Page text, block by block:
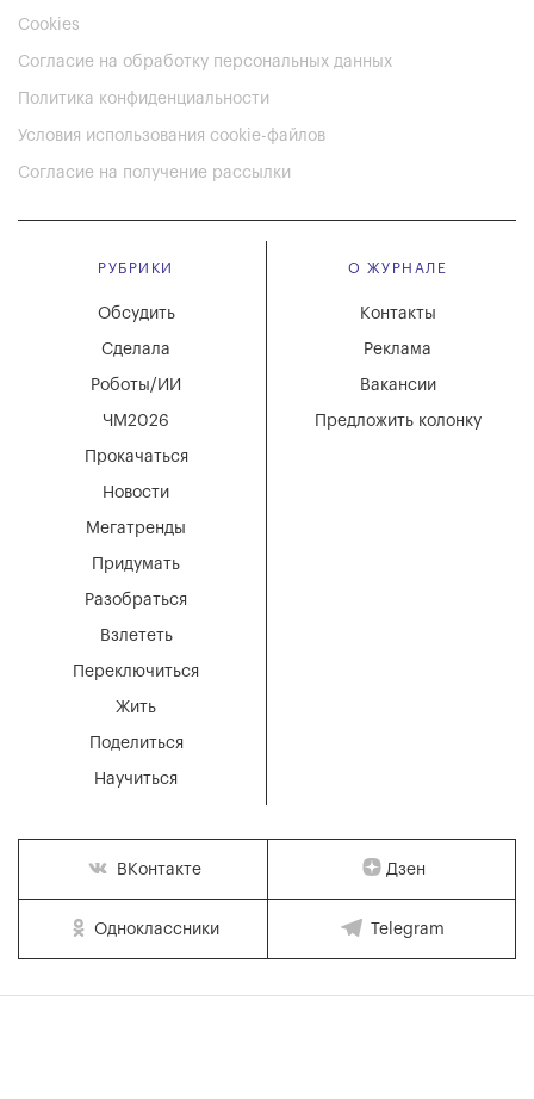
Cookies
Согласие на обработку персональных данных
Политика конфиденциальности
Условия использования cookie-файлов
Согласие на получение рассылки
РУБРИКИ
Мегатренды
Придумать
Разобраться
Взлететь
Новости
Переключиться
Жить
Поделиться
Научиться
Обсудить
Сделала
Роботы/ИИ
ЧМ2026
Прокачаться
О ЖУРНАЛЕ
Вакансии
Реклама
Контакты
Предложить колонку
ВКонтакте Дзен
Одноклассники Telegram